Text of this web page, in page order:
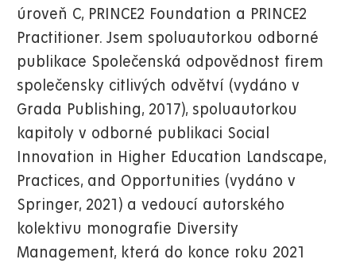
úroveň C, PRINCE2 Foundation a PRINCE2
Practitioner. Jsem spoluautorkou odborné
publikace Společenská odpovědnost firem
společensky citlivých odvětví (vydáno v
Grada Publishing, 2017), spoluautorkou
kapitoly v odborné publikaci Social
Innovation in Higher Education Landscape,
Practices, and Opportunities (vydáno v
Springer, 2021) a vedoucí autorského
kolektivu monografie Diversity
Management, která do konce roku 2021